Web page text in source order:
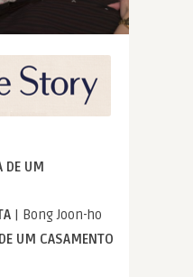
DE UM
| Bong Joon-ho
UM CASAMENTO